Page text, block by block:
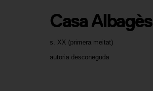
s. XX (primera meitat)
autoria desconeguda
Casa Albagès